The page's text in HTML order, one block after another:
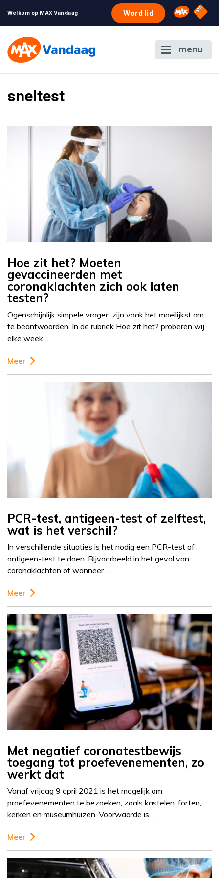
Welkom op MAX Vandaag Word lid Omroep
NPO
menu
sneltest
Hoe zit het? Moeten
gevaccineerden met
coronaklachten zich ook laten
testen?
Ogenschijnlijk simpele vragen zijn vaak het moeilijkst om
te beantwoorden. In de rubriek Hoe zit het? proberen wij
elke week…
Meer
PCR-test, antigeen-test of zelftest,
wat is het verschil?
In verschillende situaties is het nodig een PCR-test of
antigeen-test te doen. Bijvoorbeeld in het geval van
coronaklachten of wanneer…
Meer
Met negatief coronatestbewijs
toegang tot proefevenementen, zo
werkt dat
Vanaf vrijdag 9 april 2021 is het mogelijk om
proefevenementen te bezoeken, zoals kastelen, forten,
kerken en museumhuizen. Voorwaarde is…
Meer